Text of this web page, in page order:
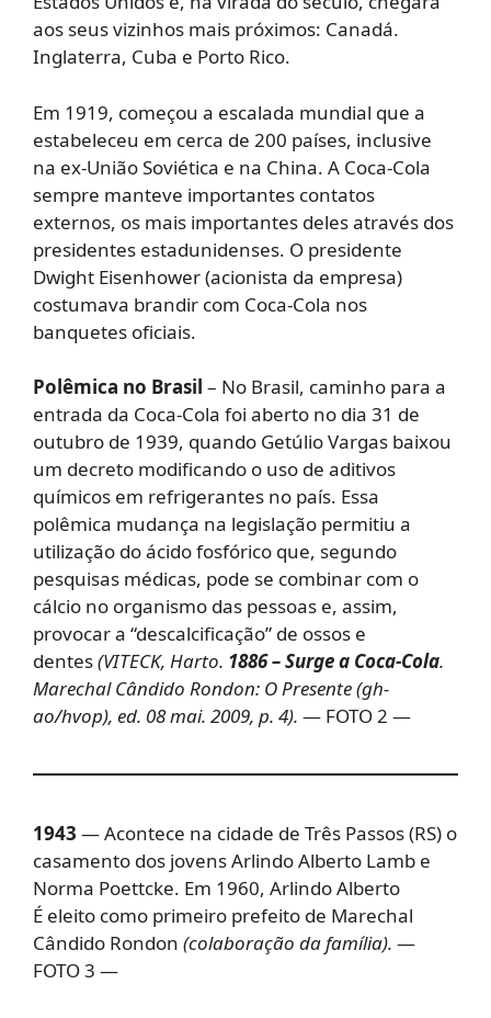
aos seus vizinhos mais próximos: Canadá.
Inglaterra, Cuba e Porto Rico.
Em 1919, começou a escalada mundial que a
estabeleceu em cerca de 200 países, inclusive
na ex-União Soviética e na China. A Coca-Cola
sempre manteve importantes contatos
externos, os mais importantes deles através dos
presidentes estadunidenses. O presidente
Dwight Eisenhower (acionista da empresa)
costumava brandir com Coca-Cola nos
banquetes oficiais.
Polêmica no Brasil – No Brasil, caminho para a
entrada da Coca-Cola foi aberto no dia 31 de
outubro de 1939, quando Getúlio Vargas baixou
um decreto modificando o uso de aditivos
químicos em refrigerantes no país. Essa
polêmica mudança na legislação permitiu a
utilização do ácido fosfórico que, segundo
pesquisas médicas, pode se combinar com o
cálcio no organismo das pessoas e, assim,
provocar a “descalcificação” de ossos e
dentes(VITECK, Harto. 1886 – Surge a Coca-Cola.
Marechal Cândido Rondon: O Presente (gh-
ao/hvop), ed. 08 mai. 2009, p. 4). — FOTO 2 —
1943 — Acontece na cidade de Três Passos (RS) o
casamento dos jovens Arlindo Alberto Lamb e
Norma Poettcke. Em 1960, Arlindo Alberto
É eleito como primeiro prefeito de Marechal
Cândido Rondon (colaboração da família). —
FOTO 3 —